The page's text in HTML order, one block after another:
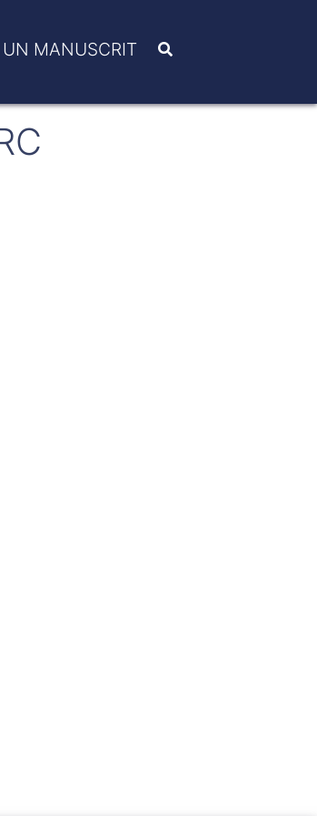
MANUSCRIT